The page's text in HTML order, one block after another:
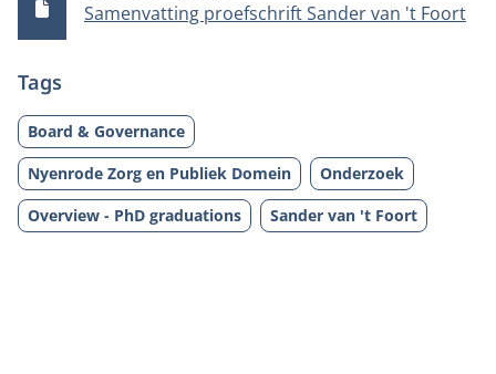
Samenvatting proefschrift Sander van 't Foort
Tags
Board & Governance
Nyenrode Zorg en Publiek Domein
Onderzoek
Overview - PhD graduations
Sander van 't Foort